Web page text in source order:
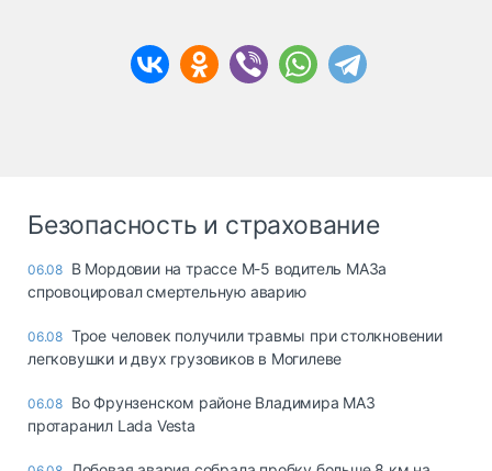
Безопасность и страхование
06.08 В Мордовии на трассе М-5 водитель МАЗа
спровоцировал смертельную аварию
06.08 Трое человек получили травмы при столкновении
легковушки и двух грузовиков в Могилеве
06.08 Во Фрунзенском районе Владимира МАЗ
протаранил Lada Vesta